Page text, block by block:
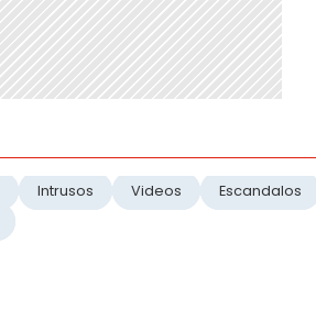
Intrusos Videos
Escandalos